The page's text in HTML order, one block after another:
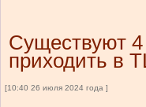
Существуют
приходить в
[10:40 26 июля 2024 года ]